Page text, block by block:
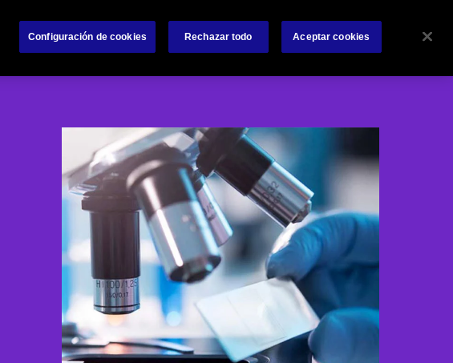
Sobre nosotros
Configuración de cookies Rechazar todo Aceptar cookies